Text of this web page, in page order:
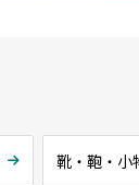
靴・鞄・小